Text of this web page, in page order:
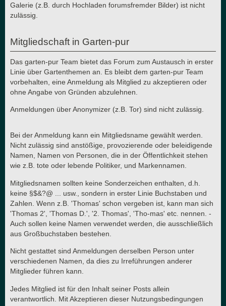
Galerie (z.B. durch Hochladen forumsfremder Bilder) ist nicht
zulässig.
Mitgliedschaft in Garten-pur
Das garten-pur Team bietet das Forum zum Austausch in erster
Linie über Gartenthemen an. Es bleibt dem garten-pur Team
vorbehalten, eine Anmeldung als Mitglied zu akzeptieren oder
ohne Angabe von Gründen abzulehnen.
Anmeldungen über Anonymizer (z.B. Tor) sind nicht zulässig.
Bei der Anmeldung kann ein Mitgliedsname gewählt werden.
Nicht zulässig sind anstößige, provozierende oder beleidigende
Namen, Namen von Personen, die in der Öffentlichkeit stehen
wie z.B. tote oder lebende Politiker, und Markennamen.
Mitgliedsnamen sollten keine Sonderzeichen enthalten, d.h.
keine §$&?@ ... usw., sondern in erster Linie Buchstaben und
Zahlen. Wenn z.B. 'Thomas' schon vergeben ist, kann man sich
'Thomas 2', 'Thomas D.', '2. Thomas', 'Tho-mas' etc. nennen. -
Auch sollen keine Namen verwendet werden, die ausschließlich
aus Großbuchstaben bestehen.
Nicht gestattet sind Anmeldungen derselben Person unter
verschiedenen Namen, da dies zu Irreführungen anderer
Mitglieder führen kann.
Jedes Mitglied ist für den Inhalt seiner Posts allein
verantwortlich. Mit Akzeptieren dieser Nutzungsbedingungen